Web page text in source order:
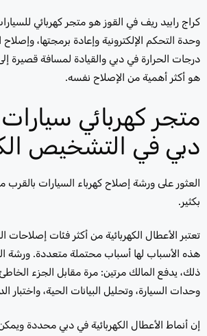
كراج رابيد ريف في القوز هو متجر كهربائي
درجات الحرارة في دبي والقيادة لمسافة قصيرة
هو أكثر أهمية من الإصلاح نفسه.
متجر كهربائي
دبي في التشخيص
العثور على ورشة إصلاح كهرباء السيارات
بكثير.
تعتبر الأعطال الكهربائية من أكثر فئات
هذه الأسباب لها أسباب محتملة متعددة. ورشة
ذلك، يدفع المالك مرتين: مرة مقابل الجزء
وحدات السيارة، وتحليل البيانات الحية،
إن أنماط الأعطال الكهربائية في دبي محددة